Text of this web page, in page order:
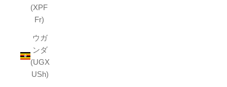
(XPF
Fr)
ウガ
ンダ
(UGX
USh)